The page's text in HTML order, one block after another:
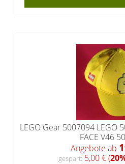
LEGO Gear 5007094 LEGO
FACE V46
Angebote ab
gespart: 5,00 € (